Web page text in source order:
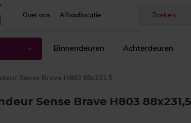
Over ons Afhaallocatie
Binnendeuren Achterdeuren
Sense Brave H803 88x231,5
Sense Brave H803 88x231,5